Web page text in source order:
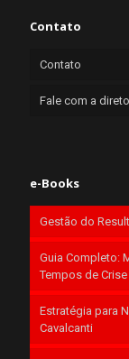
Contato
Contato
Fale com a
e-Books
Gestão do
Guia Completo:
Tempos de Crise
Estratégia para
Cavalcanti